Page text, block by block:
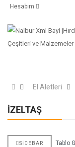
Hesabım
El Aletleri
İZELTAŞ
SIDEBAR Tablo